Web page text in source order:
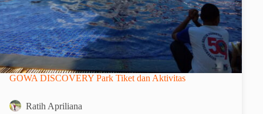
GOWA DISCOVERY Park Tiket dan Aktivitas
Ratih Apriliana